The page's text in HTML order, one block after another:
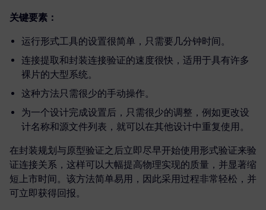
关键要素：
运行形式工具的设置很简单，只需要几分钟时间。
连接提取和封装连接验证的速度很快，适用于具有许多
裸片的大型系统。
这种方法只需很少的手动操作。
为一个设计完成设置后，只需很少的调整，例如更改设
计名称和源文件列表，就可以在其他设计中重复使用。
在封装规划与原型验证之后立即尽早开始使用形式验证来验
证连接关系，这样可以大幅提高物理实现的质量，并显著缩
短上市时间。该方法简单易用，因此采用过程非常轻松，并
可立即获得回报。